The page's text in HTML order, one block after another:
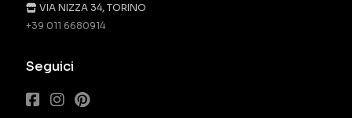
VIA NIZZA 34, TORINO
+39 011 6680914
Seguici